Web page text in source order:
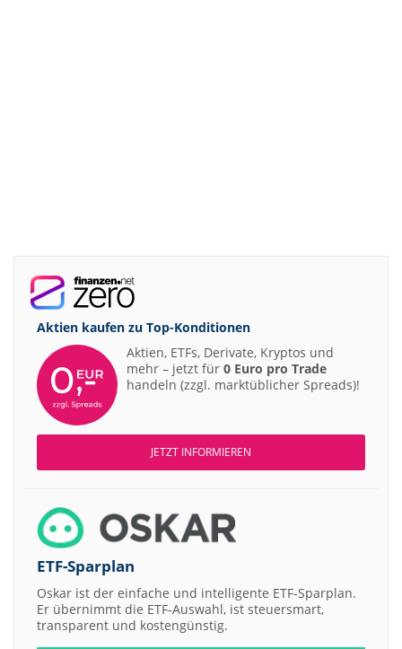
Aktien kaufen zu Top-Konditionen
Aktien, ETFs, Derivate, Kryptos und
mehr – jetzt für 0 Euro pro Trade
handeln (zzgl. marktüblicher Spreads)!
JETZT INFORMIEREN
ETF-Sparplan
Oskar ist der einfache und intelligente ETF-Sparplan.
Er übernimmt die ETF-Auswahl, ist steuersmart,
transparent und kostengünstig.